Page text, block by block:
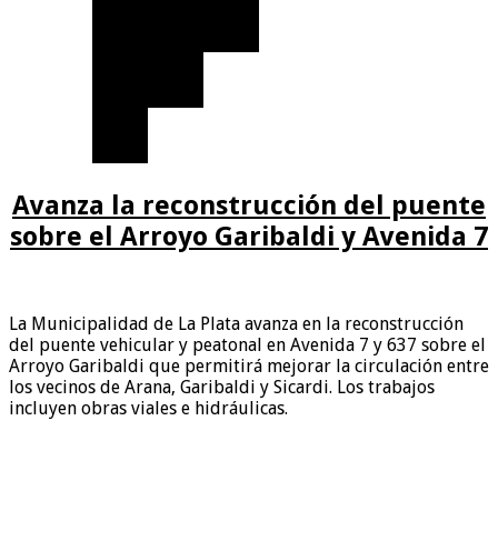
Avanza la reconstrucción del puente
sobre el Arroyo Garibaldi y Avenida 7
La Municipalidad de La Plata avanza en la reconstrucción
del puente vehicular y peatonal en Avenida 7 y 637 sobre el
Arroyo Garibaldi que permitirá mejorar la circulación entre
los vecinos de Arana, Garibaldi y Sicardi. Los trabajos
incluyen obras viales e hidráulicas.